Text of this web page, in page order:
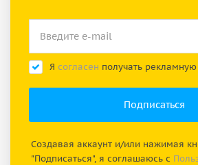
Я согласен получать
Создавая аккаунт и/или нажимая
"Подписаться", я соглашаюсь с